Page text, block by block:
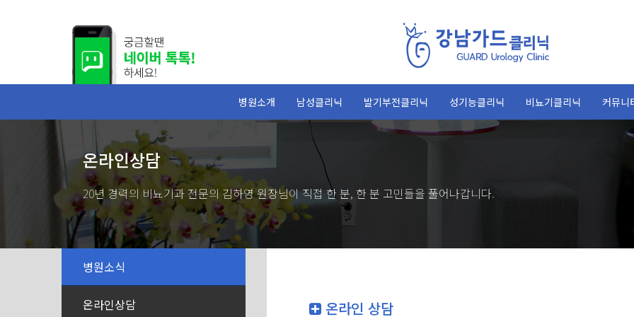
병원소개 남성클리닉 발기부전클리닉 성기능클리닉 비뇨기클리닉 커뮤니
온라인상담
20년 경력의 비뇨기과 전문의 김하영 원장님이 직접 한 분, 한 분 고민들을 풀어나갑니다.
병원소식
온라인상담 온라인 상담